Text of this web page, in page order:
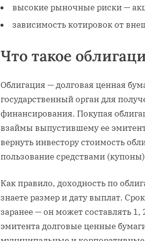
высокие рыночные риски —
зависимость котировок от
Что такое
Облигация — долговая ценная
государственный орган для
финансирования. Покупая
взаймы выпустившему ее
вернуть инвестору стоимость
пользование средствами
Как правило, доходность по
знаете размер и дату выплат.
заранее — он может составлять
эмитента долговые ценные